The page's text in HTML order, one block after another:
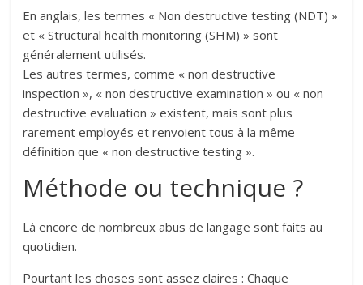
En anglais, les termes « Non destructive testing (NDT) »
et « Structural health monitoring (SHM) » sont
généralement utilisés.
Les autres termes, comme « non destructive
inspection », « non destructive examination » ou « non
destructive evaluation » existent, mais sont plus
rarement employés et renvoient tous à la même
définition que « non destructive testing ».
Méthode ou technique ?
Là encore de nombreux abus de langage sont faits au
quotidien.
Pourtant les choses sont assez claires : Chaque